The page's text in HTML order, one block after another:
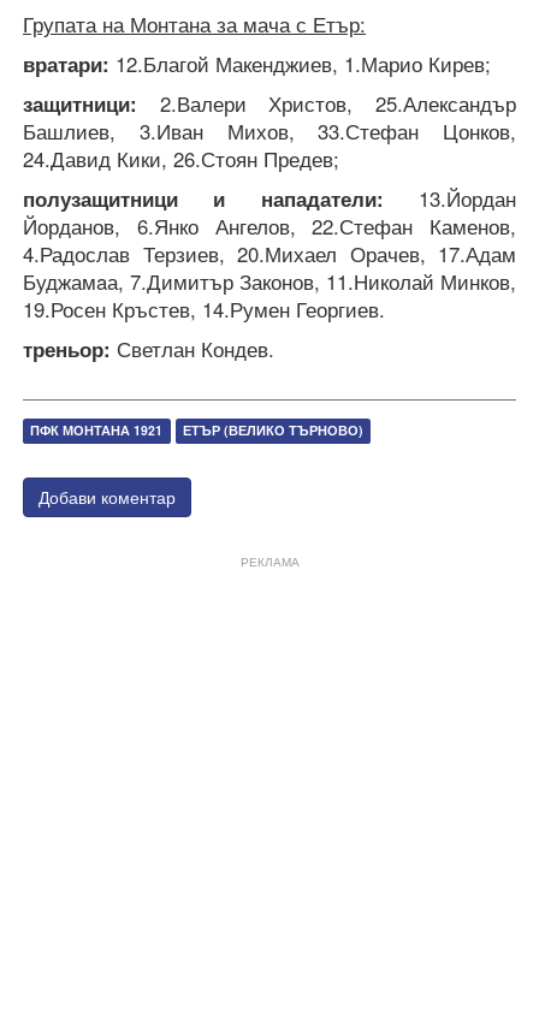
Групата на Монтана за мача с Етър:
вратари: 12.Благой Макенджиев, 1.Марио Кирев;
защитници: 2.Валери Христов, 25.Александър
Башлиев, 3.Иван Михов, 33.Стефан Цонков,
24.Давид Кики, 26.Стоян Предев;
полузащитници и нападатели: 13.Йордан
Йорданов, 6.Янко Ангелов, 22.Стефан Каменов,
4.Радослав Терзиев, 20.Михаел Орачев, 17.Адам
Буджамaа, 7.Димитър Законов, 11.Николай Минков,
19.Росен Кръстев, 14.Румен Георгиев.
треньор: Светлан Кондев.
ПФК МОНТАНА 1921 ЕТЪР (ВЕЛИКО ТЪРНОВО)
Добави коментар
РЕКЛАМА